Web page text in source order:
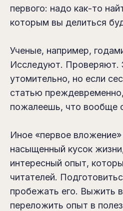
первого: надо как-то
которым вы делиться
Ученые, например,
Исследуют. Проверяют.
утомительно, но если
статью
пожалеешь, что вообще
Иное «первое
насыщенный кусок
интересный опыт,
читателей.
пробежать его. Выжить в
переложить опыт в